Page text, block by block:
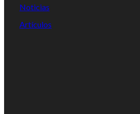
Noticias
Artículos